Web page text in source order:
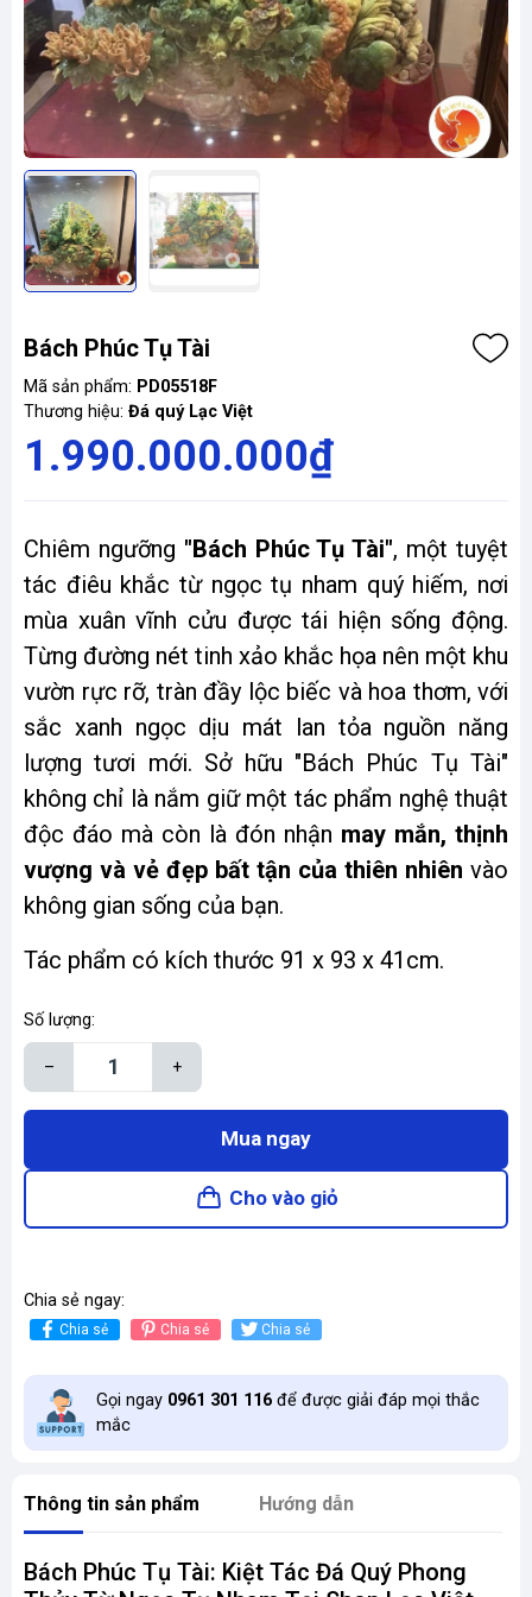
Bách Phúc Tụ Tài
Mã sản phẩm: PD05518F
Thương hiệu: Đá quý Lạc Việt
1.990.000.000₫
Chiêm ngưỡng "Bách Phúc Tụ Tài", một tuyệt
tác điêu khắc từ ngọc tụ nham quý hiếm, nơi
mùa xuân vĩnh cửu được tái hiện sống động.
Từng đường nét tinh xảo khắc họa nên một khu
vườn rực rỡ, tràn đầy lộc biếc và hoa thơm, với
sắc xanh ngọc dịu mát lan tỏa nguồn năng
lượng tươi mới. Sở hữu "Bách Phúc Tụ Tài"
không chỉ là nắm giữ một tác phẩm nghệ thuật
độc đáo mà còn là đón nhận may mắn, thịnh
vượng và vẻ đẹp bất tận của thiên nhiên vào
không gian sống của bạn.
Tác phẩm có kích thước 91 x 93 x 41cm.
Số lượng:
– +
Mua ngay
Cho vào giỏ
Chia sẻ ngay:
Chia sẻ Chia sẻ Chia sẻ
Gọi ngay 0961 301 116 để được giải đáp mọi thắc
mắc
Thông tin sản phẩm Hướng dẫn
Bách Phúc Tụ Tài: Kiệt Tác Đá Quý Phong